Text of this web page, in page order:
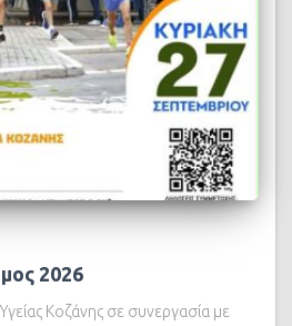
2026
Κοζάνης σε συνεργασία με